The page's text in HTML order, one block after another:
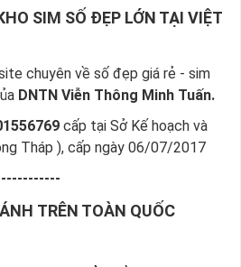
SIM SỐ ĐẸP LỚN TẠI VIỆT
chuyên về số đẹp giá rẻ - sim
DNTN Viễn Thông Minh Tuấn.
cấp tại Sở Kế hoạch và
Tháp ), cấp ngày 06/07/2017
TRÊN TOÀN QUỐC